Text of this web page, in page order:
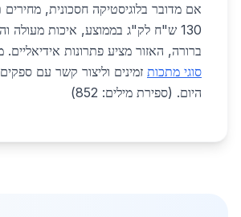
אם מדובר בלוגיסטיקה חסכונית,
130 ש"ח לק"ג בממוצע, איכות מעולה
ברורה, האזור מציע פתרונות אידיאליים.
סוגי מתכות זמינים וליצור קשר עם
היום. (ספירת מילים: 852)